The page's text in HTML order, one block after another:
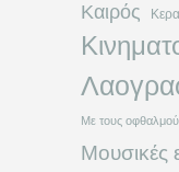
Καιρός
Με τους
Μουσικές